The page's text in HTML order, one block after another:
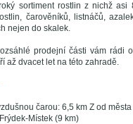
sortiment rostlin z nichž
čarověníků, listnáčů,
nejen do skalek.
prodejní části vám rádi
až dvacet let na této zahradě.
čarou: 6,5 km Z od
Místek (9 km)